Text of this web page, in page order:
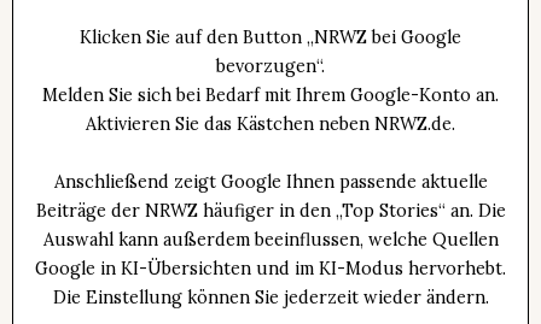
Klicken Sie auf den Button „NRWZ bei Google
bevorzugen“.
Melden Sie sich bei Bedarf mit Ihrem Google-Konto an.
Aktivieren Sie das Kästchen neben NRWZ.de.
Anschließend zeigt Google Ihnen passende aktuelle
Beiträge der NRWZ häufiger in den „Top Stories“ an. Die
Auswahl kann außerdem beeinflussen, welche Quellen
Google in KI-Übersichten und im KI-Modus hervorhebt.
Die Einstellung können Sie jederzeit wieder ändern.